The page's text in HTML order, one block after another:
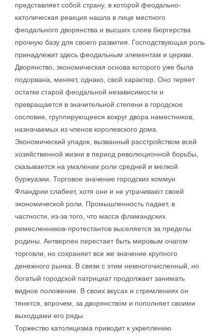
представляет собой страну, в которой феодально-
католическая реакция нашла в лице местного
феодального дворянства и высших слоев бюргерства
прочную базу для своего развития. Господствующая роль
принадлежит здесь феодальным элементам и церкви.
Дворянство, экономическая основа которого уже была
подорвана, меняет, однако, свой характер. Оно теряет
остатки старой феодальной независимости и
превращается в значительной степени в городское
сословие, группирующееся вокруг двора наместников,
назначаемых из членов королевского дома.
Экономический упадок, вызванный расстройством всей
хозяйственной жизни в период революционной борьбы,
сказывается на умалении роли средней и мелкой
буржуазии. Торговое значение городских коммун
Фландрии слабеет, хотя они и не утрачивают своей
экономической роли. Промышленность падает, в
частности, из-за того, что масса фламандских
ремесленников-протестантов выселяется за пределы
родины. Антверпен перестает быть мировым очагом
торговли, но сохраняет все же значение крупного
денежного рынка. В связи с этим немногочисленный, но
богатый городской патрициат продолжает занимать
видное положение. В своих вкусах и стремлениях он
тянется, впрочем, за дворянством и пополняет своими
выходцами его ряды.
Торжество католицизма приводит к укреплению